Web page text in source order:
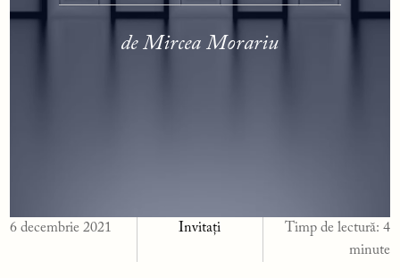
de Mircea Morariu
6 decembrie 2021 Invitați Timp de lectură: 4
minute